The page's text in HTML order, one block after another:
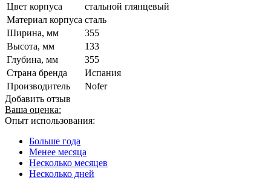
Цвет корпуса
стальной глянцевый
Материал корпуса сталь
Ширина, мм
355
Высота, мм
133
Глубина, мм
355
Страна бренда
Испания
Производитель
Nofer
Добавить отзыв
Ваша оценка:
Опыт использования:
Больше года
Менее месяца
Несколько месяцев
Несколько дней